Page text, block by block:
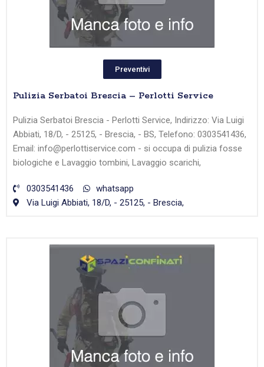
Preventivi
Pulizia Serbatoi Brescia – Perlotti Service
Pulizia Serbatoi Brescia - Perlotti Service, Indirizzo: Via Luigi
Abbiati, 18/D, - 25125, - Brescia, - BS, Telefono: 0303541436,
Email: info@perlottiservice.com - si occupa di pulizia fosse
biologiche e Lavaggio tombini, Lavaggio scarichi,
0303541436
whatsapp
Via Luigi Abbiati, 18/D, - 25125, - Brescia,